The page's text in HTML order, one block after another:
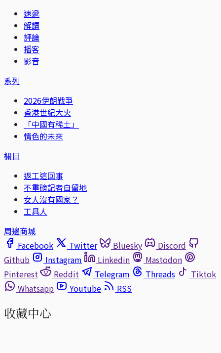
速遞
解讀
評論
播客
影音
系列
2026伊朗戰爭
香港世紀大火
「中國有稀土」
情色的未來
欄目
返工這回事
不重磅記者自留地
女人沒有國家？
工具人
周邊商城
Facebook
Twitter Bluesky
Discord
Github
Instagram Linkedin
Mastodon
Pinterest
Reddit Telegram Threads
Tiktok
Whatsapp
Youtube RSS
收藏中心